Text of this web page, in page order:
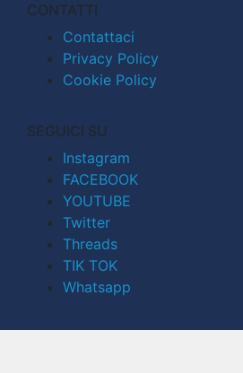
CONTATTI
Contattaci
Privacy Policy
Cookie Policy
SEGUICI SU
Instagram
FACEBOOK
YOUTUBE
Twitter
Threads
TIK TOK
Whatsapp